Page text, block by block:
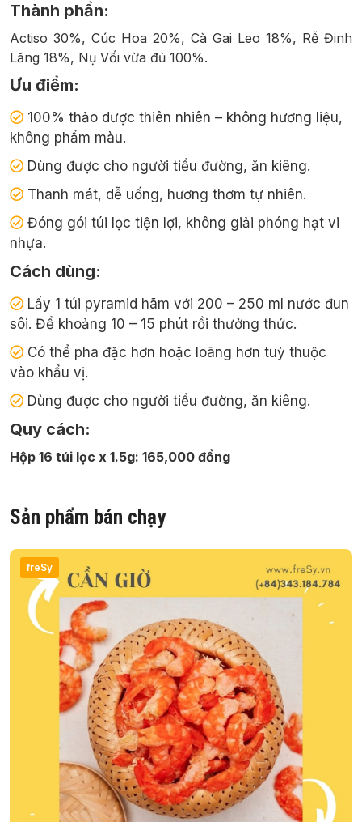
Thành phần:
Actiso 30%, Cúc Hoa 20%, Cà Gai Leo 18%, Rễ Đinh
Lăng 18%, Nụ Vối vừa đủ 100%.
Ưu điểm:
100% thảo dược thiên nhiên – không hương liệu,
không phẩm màu.
Dùng được cho người tiểu đường, ăn kiêng.
Thanh mát, dễ uống, hương thơm tự nhiên.
Đóng gói túi lọc tiện lợi, không giải phóng hạt vi
nhựa.
Cách dùng:
Lấy 1 túi pyramid hãm với 200 – 250 ml nước đun
sôi. Để khoảng 10 – 15 phút rồi thưởng thức.
Có thể pha đặc hơn hoặc loãng hơn tuỳ thuộc
vào khẩu vị.
Dùng được cho người tiểu đường, ăn kiêng.
Quy cách:
Hộp 16 túi lọc x 1.5g: 165,000 đồng
Sản phẩm bán chạy
freSy